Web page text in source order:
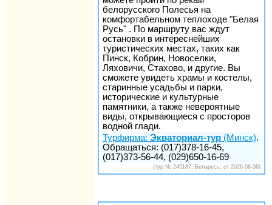
белорусского Полесья на
комфортабельном теплоходе "Белая
Русь" . По маршруту вас ждут
остановки в интереснейших
туристических местах, таких как
Пинск, Кобрин, Новоселки,
Ляховичи, Стахово, и другие. Вы
сможете увидеть храмы и костелы,
старинные усадьбы и парки,
исторические и культурные
памятники, а также невероятные
виды, открывающиеся с просторов
водной глади.
Турфирма: Экваториал-тур (Минск).
Обращаться: (017)378-16-45,
(017)373-56-44, (029)650-16-69
(тур № 245187, Беларусь, от 2026-08-06)